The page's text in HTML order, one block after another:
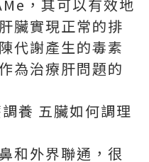
，其可以有效地
臟實現正常的排
代謝產生的毒素
為治療肝問題的
養 五臟如何調理
和外界聯通，很